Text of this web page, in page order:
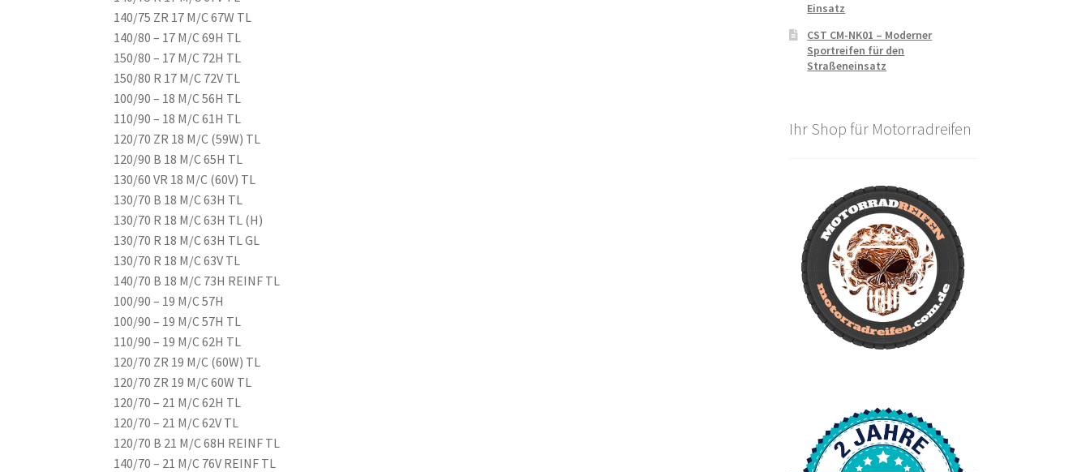
140/75 ZR 17 M/C 67W TL
140/80 – 17 M/C 69H TL
150/80 – 17 M/C 72H TL
150/80 R 17 M/C 72V TL
100/90 – 18 M/C 56H TL
110/90 – 18 M/C 61H TL
120/70 ZR 18 M/C (59W) TL
120/90 B 18 M/C 65H TL
130/60 VR 18 M/C (60V) TL
130/70 B 18 M/C 63H TL
130/70 R 18 M/C 63H TL (H)
130/70 R 18 M/C 63H TL GL
130/70 R 18 M/C 63V TL
140/70 B 18 M/C 73H REINF TL
100/90 – 19 M/C 57H
100/90 – 19 M/C 57H TL
110/90 – 19 M/C 62H TL
120/70 ZR 19 M/C (60W) TL
120/70 ZR 19 M/C 60W TL
120/70 – 21 M/C 62H TL
120/70 – 21 M/C 62V TL
120/70 B 21 M/C 68H REINF TL
140/70 – 21 M/C 76V REINF TL
Einsatz
CST CM-NK01 – Moderner
Sportreifen für den
Straßeneinsatz
Ihr Shop für Motorradreifen